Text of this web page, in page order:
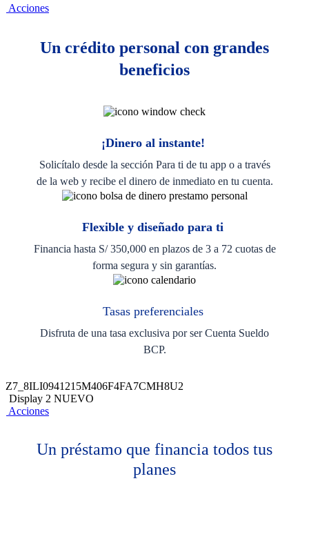
Acciones
Un crédito personal con grandes
beneficios
¡Dinero al instante!
Solicítalo desde la sección Para ti de tu app o a través
de la web y recibe el dinero de inmediato en tu cuenta.
Flexible y diseñado para ti
Financia hasta S/ 350,000 en plazos de 3 a 72 cuotas de
forma segura y sin garantías.
Tasas preferenciales
Disfruta de una tasa exclusiva por ser Cuenta Sueldo
BCP.
Z7_8ILI0941215M406F4FA7CMH8U2
Display 2 NUEVO
Acciones
Un préstamo que financia todos tus
planes